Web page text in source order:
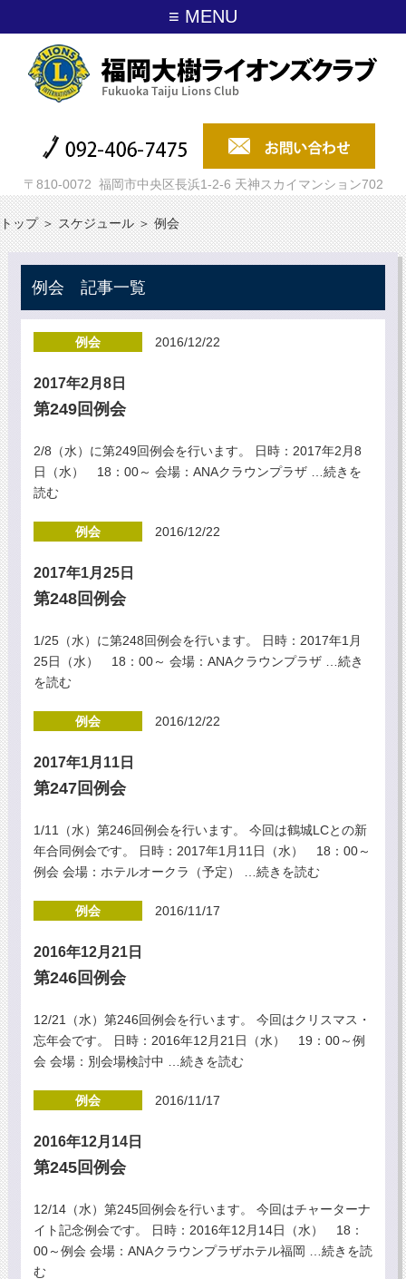
≡ MENU
〒810-0072 福岡市中央区長浜1-2-6 天神スカイマンション702
トップ＞ スケジュール＞ 例会
例会 記事一覧
例会 2016/12/22
2017年2月8日
第249回例会
2/8（水）に第249回例会を行います。 日時：2017年2月8
日（水） 18：00～ 会場：ANAクラウンプラザ…続きを
読む
例会 2016/12/22
2017年1月25日
第248回例会
1/25（水）に第248回例会を行います。 日時：2017年1月
25日（水） 18：00～ 会場：ANAクラウンプラザ…続き
を読む
例会 2016/12/22
2017年1月11日
第247回例会
1/11（水）第246回例会を行います。 今回は鶴城LCとの新
年合同例会です。 日時：2017年1月11日（水） 18：00～
例会 会場：ホテルオークラ（予定）
…続きを読む
例会 2016/11/17
2016年12月21日
第246回例会
12/21（水）第246回例会を行います。 今回はクリスマス・
忘年会です。 日時：2016年12月21日（水） 19：00～例
会 会場：別会場検討中
…続きを読む
例会 2016/11/17
2016年12月14日
第245回例会
12/14（水）第245回例会を行います。 今回はチャーターナ
イト記念例会です。 日時：2016年12月14日（水） 18：
00～例会 会場：ANAクラウンプラザホテル福岡
…続きを読
む